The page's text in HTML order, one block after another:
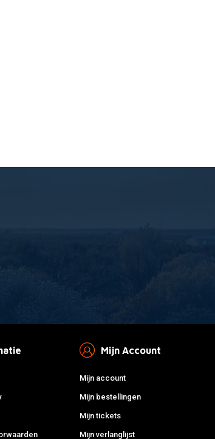
Mijn Account
Mijn account
Mijn bestellingen
Mijn tickets
Mijn verlanglijst